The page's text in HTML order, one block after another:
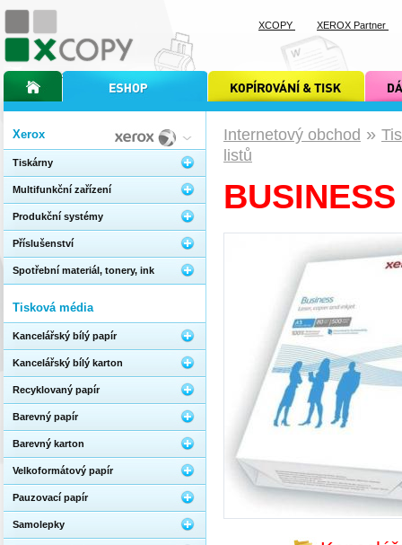
Internetový obchod »
listů
Xerox
Tiskárny
Multifunkční zařízení
Produkční systémy
Příslušenství
Spotřební materiál, tonery, ink
Tisková média
Kancelářský bílý papír
Kancelářský bílý karton
Recyklovaný papír
Barevný papír
Barevný karton
Velkoformátový papír
Pauzovací papír
Samolepky
úvodní stránka xcopyinternetový obchod xcopy kopírování a tisk xcopy dárkové
XCOPY XEROX Partner